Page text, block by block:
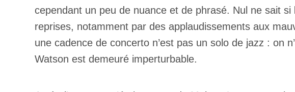
cependant un peu de nuance et de phrasé. Nul ne sait
reprises, notamment par des applaudissements aux
une cadence de concerto n’est pas un solo de jazz : on
Watson est demeuré imperturbable.